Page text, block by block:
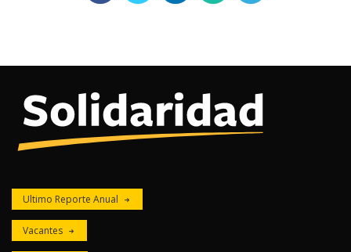
Ultimo Reporte Anual
Vacantes